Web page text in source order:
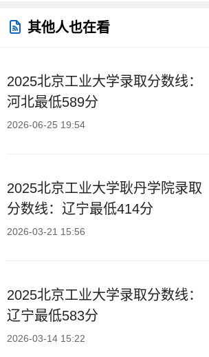
其他人也在看
2025北京工业大学录取分数线：
河北最低589分
2026-06-25 19:54
2025北京工业大学耿丹学院录取
分数线：辽宁最低414分
2026-03-21 15:56
2025北京工业大学录取分数线：
辽宁最低583分
2026-03-14 15:22